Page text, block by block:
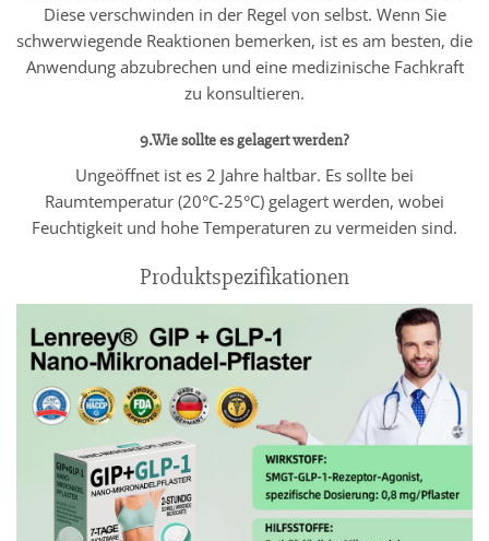
Diese verschwinden in der Regel von selbst. Wenn Sie
schwerwiegende Reaktionen bemerken, ist es am besten, die
Anwendung abzubrechen und eine medizinische Fachkraft
zu konsultieren.
9.Wie sollte es gelagert werden?
Ungeöffnet ist es 2 Jahre haltbar. Es sollte bei
Raumtemperatur (20°C-25°C) gelagert werden, wobei
Feuchtigkeit und hohe Temperaturen zu vermeiden sind.
Produktspezifikationen